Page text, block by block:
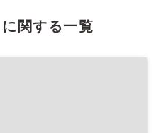
に関する一覧